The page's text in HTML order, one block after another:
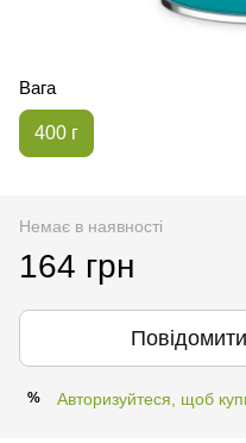
Вага
400 г
Немає в наявності
164 грн
% Авторизуйтеся, щоб